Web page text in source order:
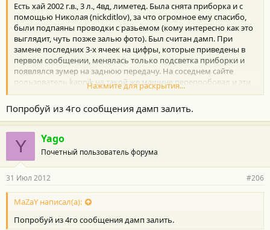
Есть хай 2002 г.в., 3 л., 4вд, лиметед. Была снята приборка и с
помощью Николая (nickditlov), за что огромное ему спасибо,
были подпаяны проводки с разьемом (кому интересно как это
выглядит, чуть позже залью фото). Был считан дамп. При
замене последних 3-х ячеек на цифры, которые приведены в
первом сообщении, менялась только подсветка приборки и
появлялся зумер на заднюю передачу. На соседнем сайте
пользователь kapnik на такой же машине перепробовал и эти
комбинации:
12 12 12
30 30 30
F6 F6 F6
FF FF FF
FB FB FB
FD FD FD
38 38 38
F0 F0 F0
FA FA FA
Результат такой же.
данного авто? Есть возможность много раз программировать
Нажмите для раскрытия...
Попробуй из 4го сообщения дамп залить.
Y Yago
Почетный пользователь форума
31 Июл 2012 #206
MaZaY написал(а):
Попробуй из 4го сообщения дамп залить.